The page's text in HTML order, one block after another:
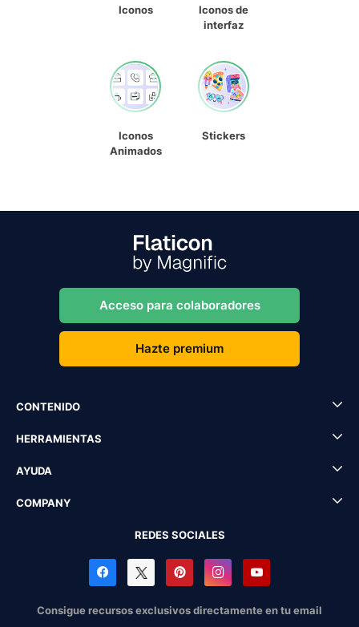
Iconos
Iconos de
interfaz
Iconos
Animados
Stickers
Acceso para colaboradores
Hazte premium
CONTENIDO
HERRAMIENTAS
AYUDA
COMPANY
REDES SOCIALES
Consigue recursos exclusivos directamente en tu email